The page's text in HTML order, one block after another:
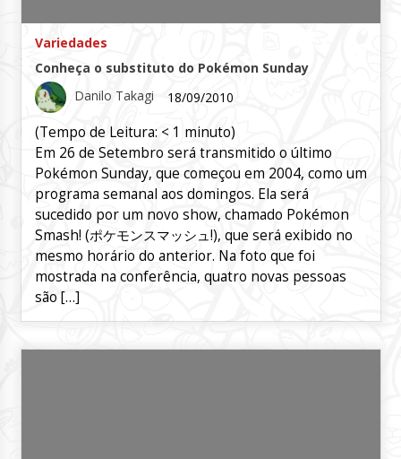
Variedades
Conheça o substituto do Pokémon Sunday
Danilo Takagi
18/09/2010
(Tempo de Leitura: < 1 minuto)
Em 26 de Setembro será transmitido o último
Pokémon Sunday, que começou em 2004, como um
programa semanal aos domingos. Ela será
sucedido por um novo show, chamado Pokémon
Smash! (ポケモンスマッシュ!), que será exibido no
mesmo horário do anterior. Na foto que foi
mostrada na conferência, quatro novas pessoas
são […]